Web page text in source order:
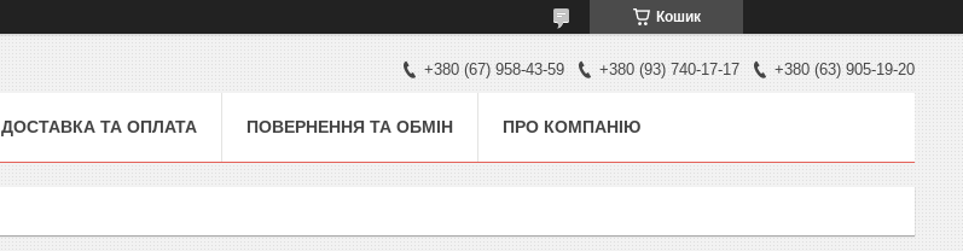
Кошик
+380 (67) 958-43-59 +380 (93) 740-17-17 +380 (63) 905-19-20
ДОСТАВКА ТА ОПЛАТА ПОВЕРНЕННЯ ТА ОБМІН ПРО КОМПАНІЮ